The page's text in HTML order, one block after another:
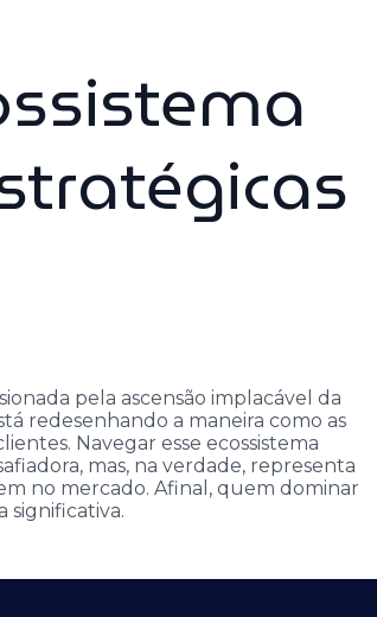
pela ascensão implacável da
redesenhando a maneira como as
Navegar esse ecossistema
mas, na verdade, representa
no mercado. Afinal, quem dominar
significativa.